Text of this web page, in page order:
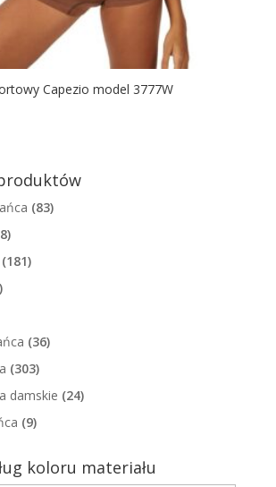
Capezio model 3777W
(83)
(181)
(36)
(303)
damskie (24)
(9)
koloru materiału